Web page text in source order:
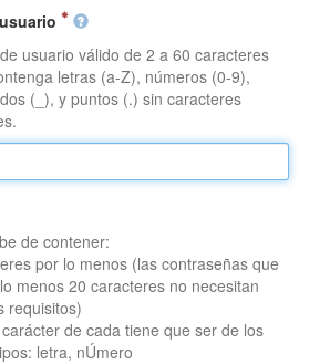
usuario válido de 2 a 60 caracteres
letras (a-Z), números (0-9),
(_), y puntos (.) sin caracteres
de contener:
por lo menos (las contraseñas que
menos 20 caracteres no necesitan
requisitos)
de cada tiene que ser de los
letra, nÚmero